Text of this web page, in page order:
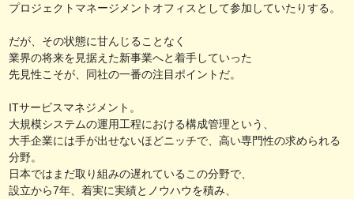
プロジェクトマネージメントオフィスとして参加していたりする。
だが、その状態に甘んじることなく
業界の将来を見据えた新事業へと着手していった
先見性こそが、同社の一番の注目ポイントだ。
ITサービスマネジメント。
大規模システムの運用工程における構成管理という、
大手企業には手が出せないほどニッチで、高い専門性の求められる
分野。
日本ではまだ取り組みの遅れているこの分野で、
設立から7年、着実に実績とノウハウを積み、